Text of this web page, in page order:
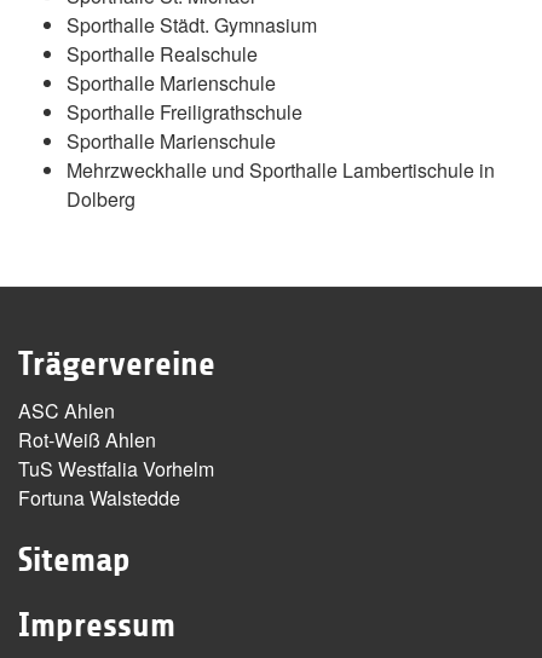
Sporthalle Städt. Gymnasium
Sporthalle Realschule
Sporthalle Marienschule
Sporthalle Freiligrathschule
Sporthalle Marienschule
Mehrzweckhalle und Sporthalle Lambertischule in
Dolberg
Trägervereine
ASC Ahlen
Rot-Weiß Ahlen
TuS Westfalia Vorhelm
Fortuna Walstedde
Sitemap
Impressum